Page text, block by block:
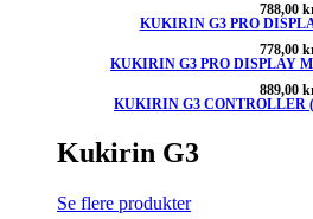
788,00
KUKIRIN G3 PRO
778,00
KUKIRIN G3 PRO DISPLAY
889,00
KUKIRIN G3 CONTROLLER
Kukirin G3
Se flere produkter